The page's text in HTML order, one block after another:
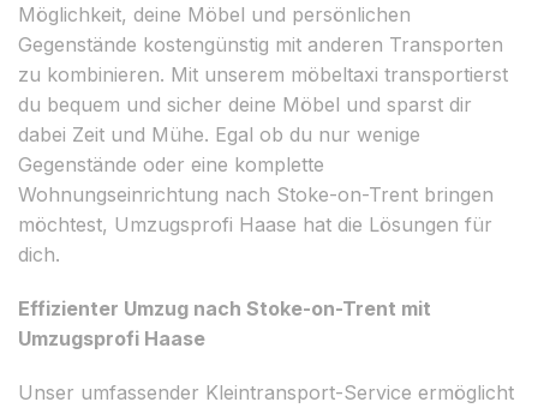
Möglichkeit, deine Möbel und persönlichen
Gegenstände kostengünstig mit anderen Transporten
zu kombinieren. Mit unserem möbeltaxi transportierst
du bequem und sicher deine Möbel und sparst dir
dabei Zeit und Mühe. Egal ob du nur wenige
Gegenstände oder eine komplette
Wohnungseinrichtung nach Stoke-on-Trent bringen
möchtest, Umzugsprofi Haase hat die Lösungen für
dich.
Effizienter Umzug nach Stoke-on-Trent mit
Umzugsprofi Haase
Unser umfassender Kleintransport-Service ermöglicht